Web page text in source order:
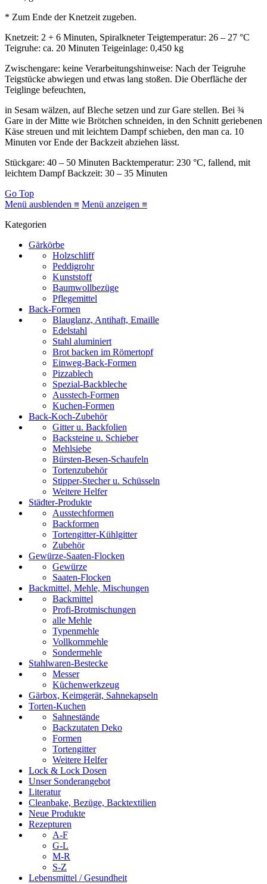
* Zum Ende der Knetzeit zugeben.
Knetzeit: 2 + 6 Minuten, Spiralkneter Teigtemperatur: 26 – 27 °C
Teigruhe: ca. 20 Minuten Teigeinlage: 0,450 kg
Zwischengare: keine Verarbeitungshinweise: Nach der Teigruhe
Teigstücke abwiegen und etwas lang stoßen. Die Oberfläche der
Teiglinge befeuchten,
in Sesam wälzen, auf Bleche setzen und zur Gare stellen. Bei ¾
Gare in der Mitte wie Brötchen schneiden, in den Schnitt geriebenen
Käse streuen und mit leichtem Dampf schieben, den man ca. 10
Minuten vor Ende der Backzeit abziehen lässt.
Stückgare: 40 – 50 Minuten Backtemperatur: 230 °C, fallend, mit
leichtem Dampf Backzeit: 30 – 35 Minuten
Go Top
Menü ausblenden ≡ Menü anzeigen ≡
Kategorien
Gärkörbe
Holzschliff
Peddigrohr
Kunststoff
Baumwollbezüge
Pflegemittel
Back-Formen
Blauglanz, Antihaft, Emaille
Edelstahl
Stahl aluminiert
Brot backen im Römertopf
Einweg-Back-Formen
Pizzablech
Spezial-Backbleche
Ausstech-Formen
Kuchen-Formen
Back-Koch-Zubehör
Gitter u. Backfolien
Backsteine u. Schieber
Mehlsiebe
Bürsten-Besen-Schaufeln
Tortenzubehör
Stipper-Stecher u. Schüsseln
Weitere Helfer
Städter-Produkte
Ausstechformen
Backformen
Tortengitter-Kühlgitter
Zubehör
Gewürze-Saaten-Flocken
Gewürze
Saaten-Flocken
Backmittel, Mehle, Mischungen
Backmittel
Profi-Brotmischungen
alle Mehle
Typenmehle
Vollkornmehle
Sondermehle
Stahlwaren-Bestecke
Messer
Küchenwerkzeug
Gärbox, Keimgerät, Sahnekapseln
Torten-Kuchen
Sahnestände
Backzutaten Deko
Formen
Tortengitter
Weitere Helfer
Lock & Lock Dosen
Unser Sonderangebot
Literatur
Cleanbake, Bezüge, Backtextilien
Neue Produkte
Rezepturen
A-F
G-L
M-R
S-Z
Lebensmittel / Gesundheit